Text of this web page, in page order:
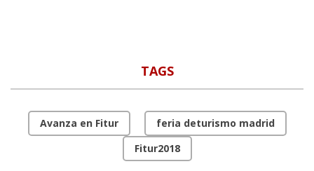
TAGS
Avanza en Fitur
feria deturismo madrid
Fitur2018